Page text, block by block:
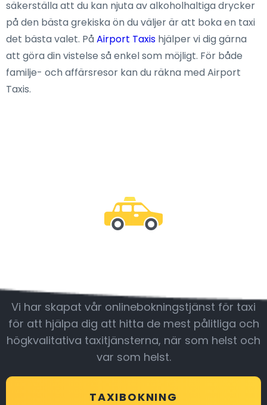
säkerställa att du kan njuta av alkoholhaltiga drycker
på den bästa grekiska ön du väljer är att boka en taxi
det bästa valet. PåAirport Taxis hjälper vi dig gärna
att göra din vistelse så enkel som möjligt. För både
familje- och affärsresor kan du räkna med Airport
Taxis.
Vi har skapat vår onlinebokningstjänst för taxi
för att hjälpa dig att hitta de mest pålitliga och
högkvalitativa taxitjänsterna, när som helst och
var som helst.
TAXIBOKNING